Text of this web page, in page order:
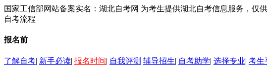
国家工信部网站备案实名：湖北自考网 为考生提供湖北自考信息服务，仅
自考流程
报名前
了解自考| 新手必读| 报名时间| 自我评测 辅导招生| 自考助学| 选择专业| 考生